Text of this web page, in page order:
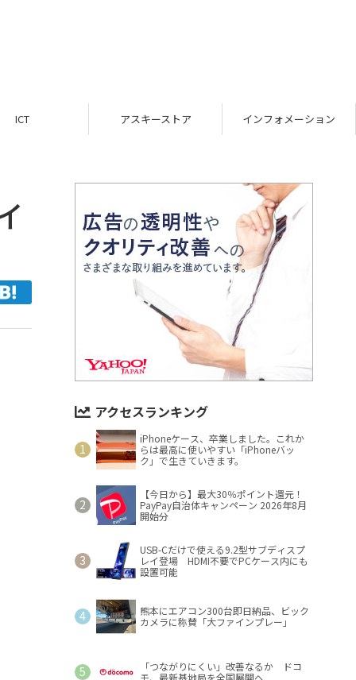
ICT アスキーストア インフォメーション
アクセスランキング
iPhoneケース、卒業しました。これか
らは最高に使いやすい「iPhoneバッ
ク」で生きていきます。
【今日から】最大30％ポイント還元！
PayPay自治体キャンペーン 2026年8月
開始分
USB-Cだけで使える9.2型サブディスプ
レイ登場 HDMI不要でPCケース内にも
設置可能
熊本にエアコン300台即日納品、ビック
カメラに称賛「大ファインプレー」
「つながりにくい」改善なるか ドコ
モ、最新基地局を全国展開へ